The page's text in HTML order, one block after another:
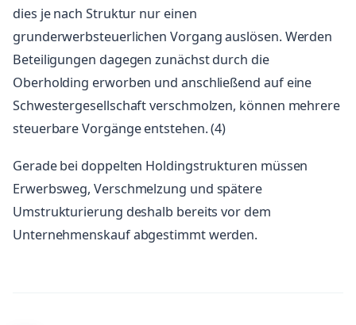
dies je nach Struktur nur einen
grunderwerbsteuerlichen Vorgang auslösen. Werden
Beteiligungen dagegen zunächst durch die
Oberholding erworben und anschließend auf eine
Schwestergesellschaft verschmolzen, können mehrere
steuerbare Vorgänge entstehen. (4)
Gerade bei doppelten Holdingstrukturen müssen
Erwerbsweg, Verschmelzung und spätere
Umstrukturierung deshalb bereits vor dem
Unternehmenskauf abgestimmt werden.